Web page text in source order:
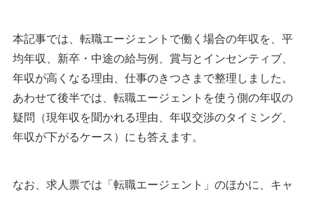
本記事では、転職エージェントで働く場合の年収を、平
均年収、新卒・中途の給与例、賞与とインセンティブ、
年収が高くなる理由、仕事のきつさまで整理しました。
あわせて後半では、転職エージェントを使う側の年収の
疑問（現年収を聞かれる理由、年収交渉のタイミング、
年収が下がるケース）にも答えます。
なお、求人票では「転職エージェント」のほかに、キャ